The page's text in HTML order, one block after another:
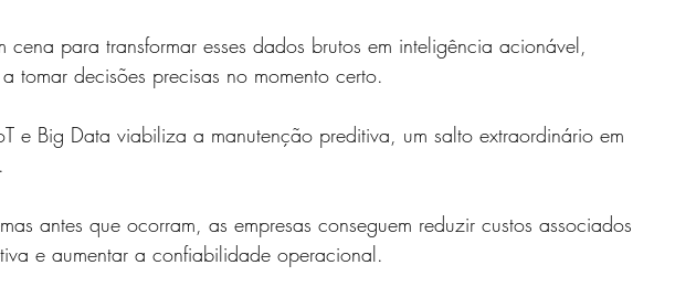
cena para transformar esses dados brutos em inteligência acionável,
tomar decisões precisas no momento certo.
e Big Data viabiliza a manutenção preditiva, um salto extraordinário em
antes que ocorram, as empresas conseguem reduzir custos associados
e aumentar a confiabilidade operacional.